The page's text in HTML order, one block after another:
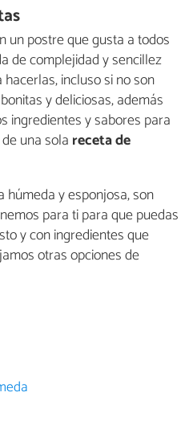
un postre que gusta a todos
de complejidad y sencillez
incluso si no son
y deliciosas, además
ingredientes y sabores para
una sola receta de
y esponjosa, son
para ti para que puedas
y con ingredientes que
otras opciones de